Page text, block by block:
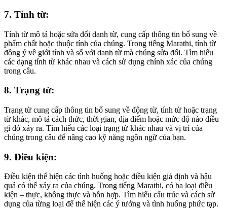
7. Tính từ:
Tính từ mô tả hoặc sửa đổi danh từ, cung cấp thông tin bổ sung về
phẩm chất hoặc thuộc tính của chúng. Trong tiếng Marathi, tính từ
đồng ý về giới tính và số với danh từ mà chúng sửa đổi. Tìm hiểu
các dạng tính từ khác nhau và cách sử dụng chính xác của chúng
trong câu.
8. Trạng từ:
Trạng từ cung cấp thông tin bổ sung về động từ, tính từ hoặc trạng
từ khác, mô tả cách thức, thời gian, địa điểm hoặc mức độ nào điều
gì đó xảy ra. Tìm hiểu các loại trạng từ khác nhau và vị trí của
chúng trong câu để nâng cao kỹ năng ngôn ngữ của bạn.
9. Điều kiện:
Điều kiện thể hiện các tình huống hoặc điều kiện giả định và hậu
quả có thể xảy ra của chúng. Trong tiếng Marathi, có ba loại điều
kiện – thực, không thực và hỗn hợp. Tìm hiểu cấu trúc và cách sử
dụng của từng loại để thể hiện các ý tưởng và tình huống phức tạp.